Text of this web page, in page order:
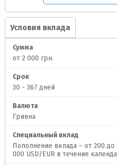
Условия вклада
Сумма
от 2 000 грн.
Срок
30 - 367 дней
Валюта
Гривна
Специальный вклад
Пополнение вклада – от 200 до
000 USD/EUR в течение